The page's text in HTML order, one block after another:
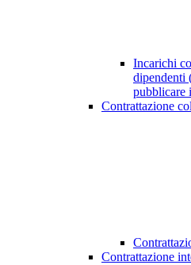
Incarichi
dipendenti
pubblicare
Contrattazione
Contrattazione